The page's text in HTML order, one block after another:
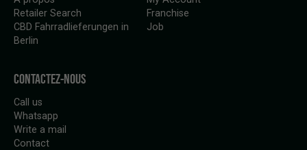
Retailer Search
CBD Fahrradlieferungen in
Berlin
Franchise
Job
CONTACTEZ-NOUS
Call us
Whatsapp
Write a mail
Contact